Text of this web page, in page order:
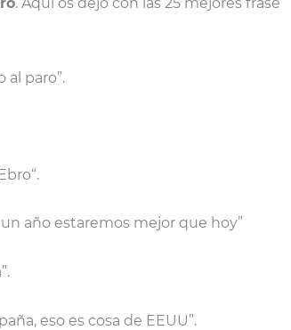
al paro”.
año estaremos mejor que hoy”
eso es cosa de EEUU”.